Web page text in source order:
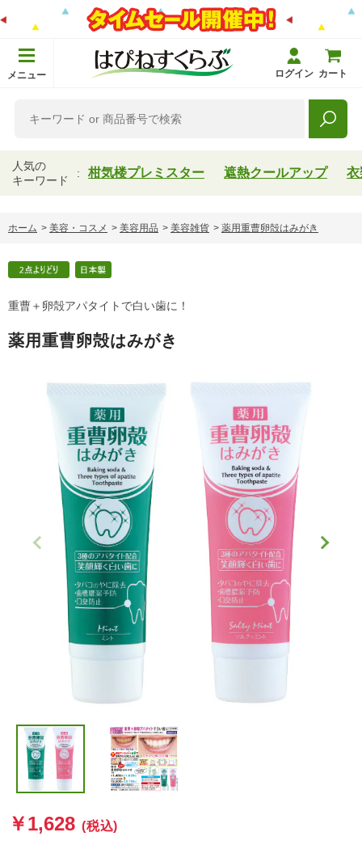
メニュー ログイン カート
人気の
キーワード
柑気楼プレミスター 遮熱クールアップ 衣
ホーム > 美容・コスメ > 美容用品 > 美容雑貨 > 薬用重曹卵殻はみがき
重曹＋卵殻アパタイトで白い歯に！
薬用重曹卵殻はみがき
￥1,628 (税込)